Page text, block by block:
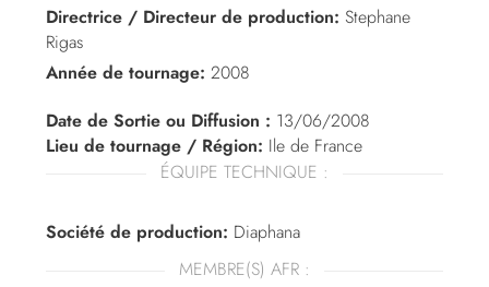
Directrice / Directeur de production: Stephane
Rigas
Année de tournage: 2008
Date de Sortie ou Diffusion : 13/06/2008
Lieu de tournage / Région: Ile de France
ÉQUIPE TECHNIQUE :
Société de production: Diaphana
MEMBRE(S) AFR :